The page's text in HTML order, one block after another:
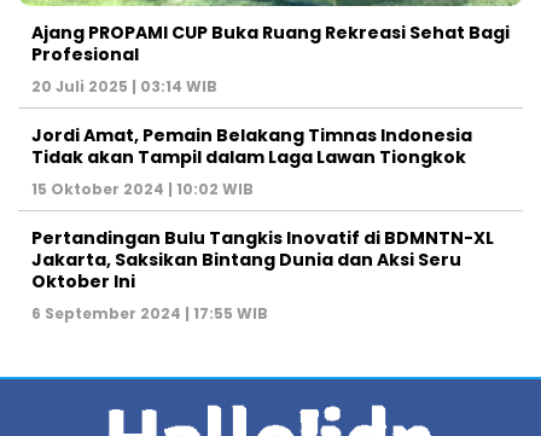
Ajang PROPAMI CUP Buka Ruang Rekreasi Sehat Bagi
Profesional
20 Juli 2025 | 03:14 WIB
Jordi Amat, Pemain Belakang Timnas Indonesia
Tidak akan Tampil dalam Laga Lawan Tiongkok
15 Oktober 2024 | 10:02 WIB
Pertandingan Bulu Tangkis Inovatif di BDMNTN-XL
Jakarta, Saksikan Bintang Dunia dan Aksi Seru
Oktober Ini
6 September 2024 | 17:55 WIB